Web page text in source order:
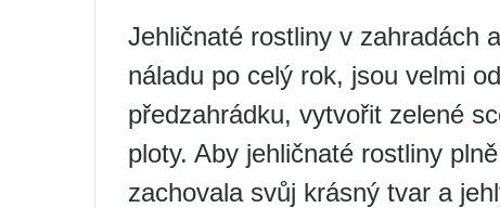
Jehličnaté rostliny v zahradách
náladu po celý rok, jsou velmi
předzahrádku, vytvořit zelené
ploty. Aby jehličnaté rostliny
zachovala svůj krásný tvar a